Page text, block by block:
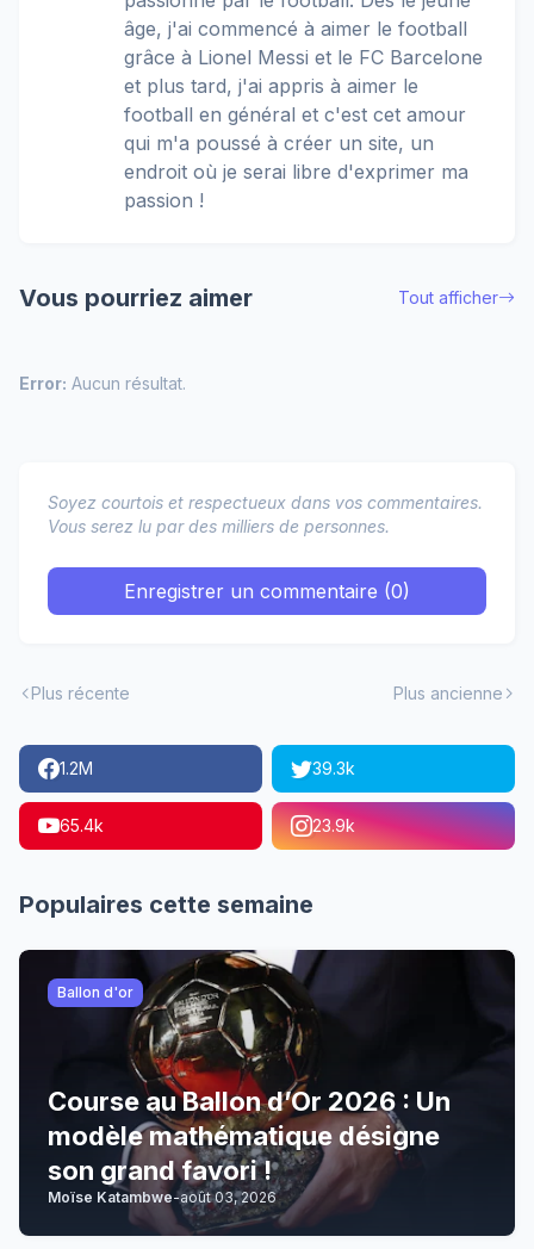
âge, j'ai commencé à aimer le football
grâce à Lionel Messi et le FC Barcelone
et plus tard, j'ai appris à aimer le
football en général et c'est cet amour
qui m'a poussé à créer un site, un
endroit où je serai libre d'exprimer ma
passion !
Vous pourriez aimer Tout afficher
Error: Aucun résultat.
Soyez courtois et respectueux dans vos commentaires.
Vous serez lu par des milliers de personnes.
Enregistrer un commentaire (0)
Plus récente Plus ancienne
1.2M 39.3k
65.4k 23.9k
Populaires cette semaine
Ballon d'or
Course au Ballon d’Or 2026 : Un
modèle mathématique désigne
son grand favori !
Moïse Katambwe-août 03, 2026